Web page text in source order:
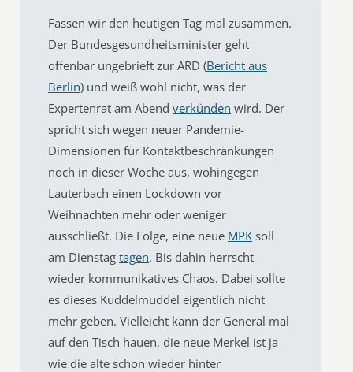
Fassen wir den heutigen Tag mal zusammen.
Der Bundesgesundheitsminister geht
offenbar ungebrieft zur ARD (Bericht aus
Berlin) und weiß wohl nicht, was der
Expertenrat am Abendverkünden wird. Der
spricht sich wegen neuer Pandemie-
Dimensionen für Kontaktbeschränkungen
noch in dieser Woche aus, wohingegen
Lauterbach einen Lockdown vor
Weihnachten mehr oder weniger
ausschließt. Die Folge, eine neue MPK soll
am Dienstagtagen. Bis dahin herrscht
wieder kommunikatives Chaos. Dabei sollte
es dieses Kuddelmuddel eigentlich nicht
mehr geben. Vielleicht kann der General mal
auf den Tisch hauen, die neue Merkel ist ja
wie die alte schon wieder hinter